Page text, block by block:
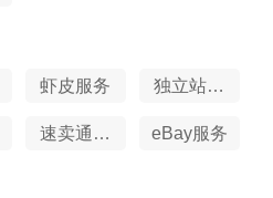
虾皮服务
独立站服
速卖通服
eBay服务